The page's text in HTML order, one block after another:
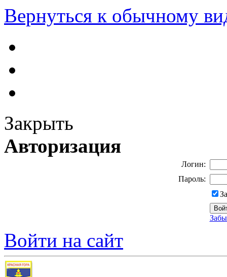
Вернуться к обычному
Закрыть
Авторизация
Логин:
Пароль:
Войти на сайт